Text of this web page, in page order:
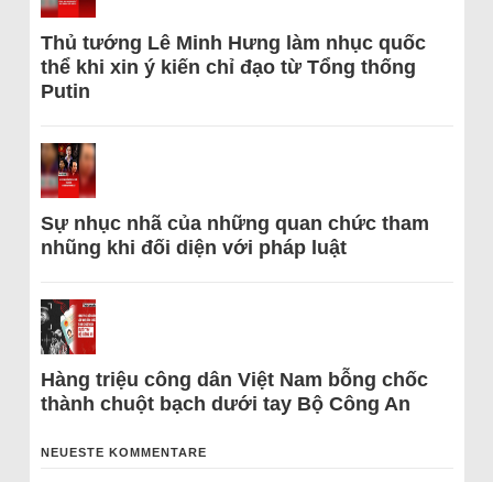
Thủ tướng Lê Minh Hưng làm nhục quốc
thể khi xin ý kiến chỉ đạo từ Tổng thống
Putin
Sự nhục nhã của những quan chức tham
nhũng khi đối diện với pháp luật
Hàng triệu công dân Việt Nam bỗng chốc
thành chuột bạch dưới tay Bộ Công An
NEUESTE KOMMENTARE